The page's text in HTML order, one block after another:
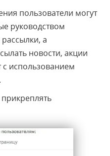
пользователи могут
руководством
а
новости, акции
с использованием